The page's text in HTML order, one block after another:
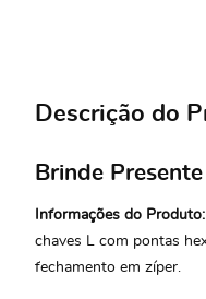
Descrição do
Brinde
Informações do Produto:
chaves L com pontas
fechamento em zíper.